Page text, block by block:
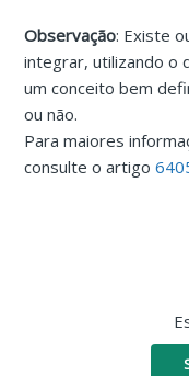
Observação: Existe
integrar, utilizando o
um conceito bem
ou não.
Para maiores
consulte o artigo